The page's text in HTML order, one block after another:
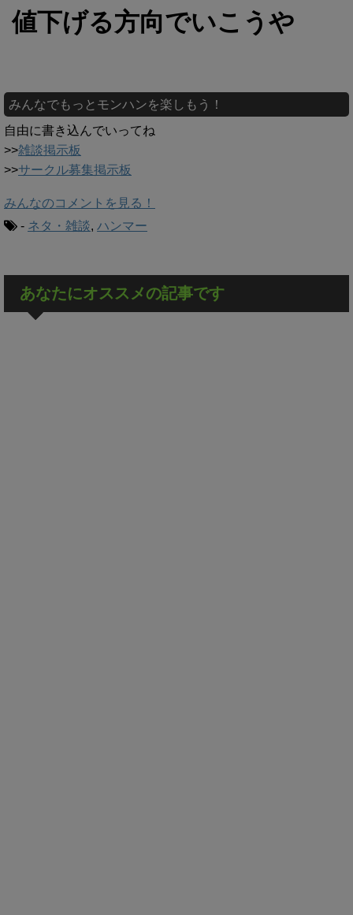
値下げる方向でいこうや
みんなでもっとモンハンを楽しもう！
自由に書き込んでいってね
>>雑談掲示板
>>サークル募集掲示板
みんなのコメントを見る！
- ネタ・雑談, ハンマー
あなたにオススメの記事です